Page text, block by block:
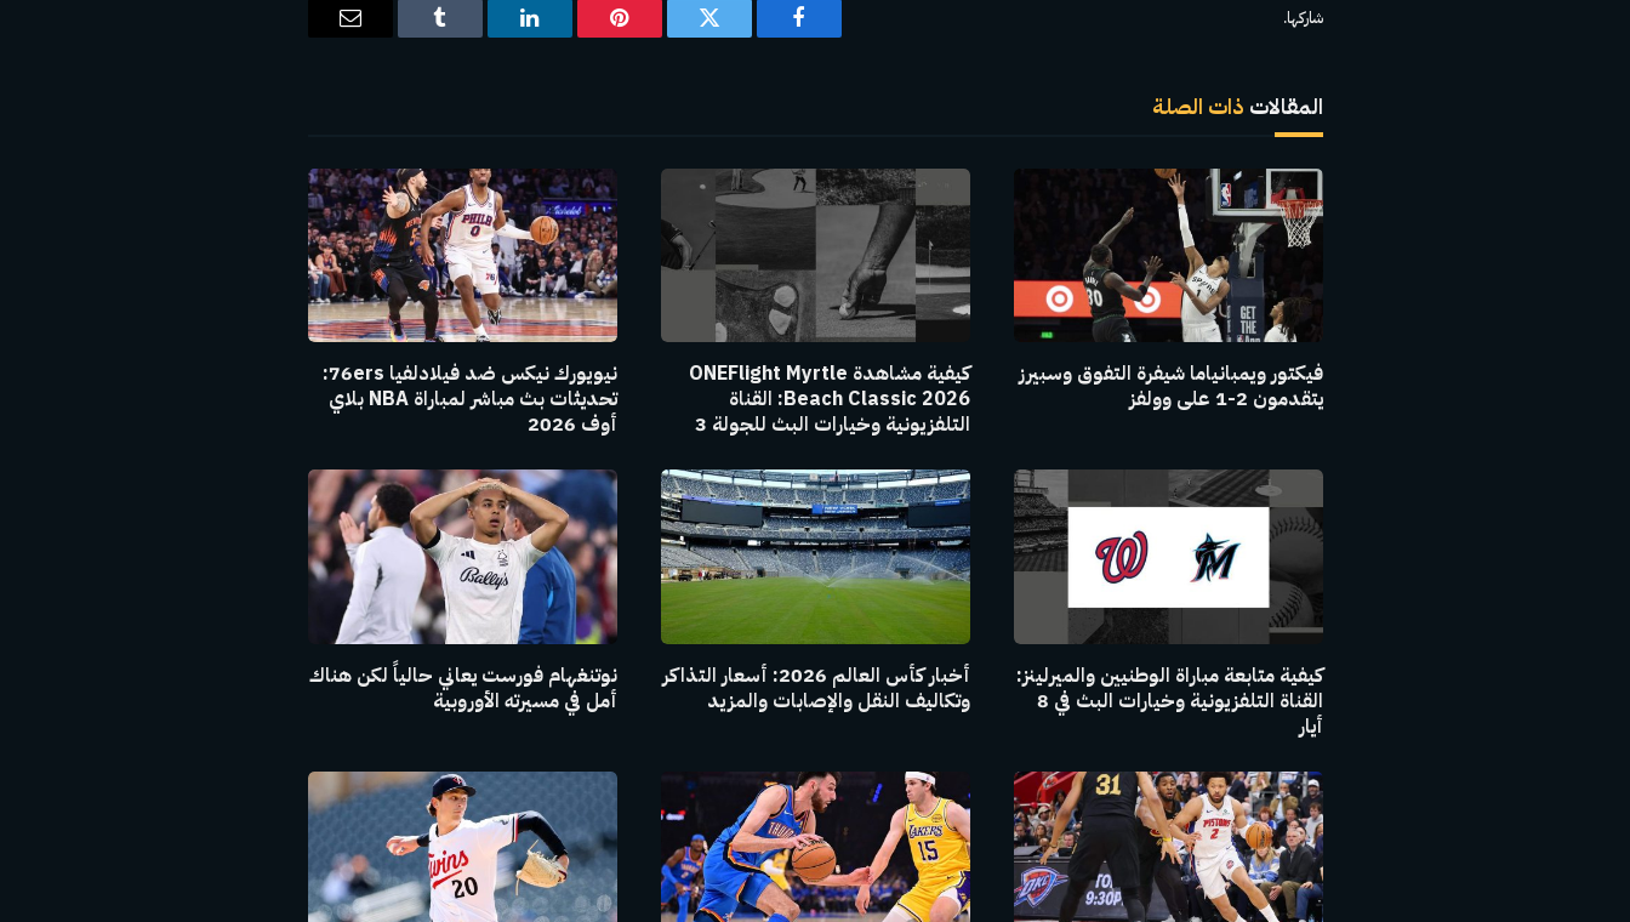
شاركها.
فيسبوك تويتر بينتيريستلينكدإن Tumblr
البريد
المقالات ذات الصلة
فيكتور ويمبانياما شيفرة التفوق وسبيرز
يتقدمون 2-1 على وولفز
كيفية مشاهدة ONEFlight Myrtle
Beach Classic 2026: القناة
التلفزيونية وخيارات البث للجولة 3
نيويورك نيكس ضد فيلادلفيا 76ers:
تحديثات بث مباشر لمباراة NBA بلاي
أوف 2026
كيفية متابعة مباراة الوطنيين والميرلينز:
القناة التلفزيونية وخيارات البث في 8
أيار
أخبار كأس العالم 2026: أسعار التذاكر
وتكاليف النقل والإصابات والمزيد
نوتنغهام فورست يعاني حالياً لكن هناك
أمل في مسيرته الأوروبية